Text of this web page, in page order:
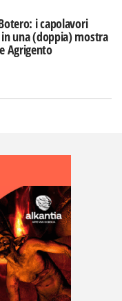
i capolavori
una (doppia) mostra
Agrigento